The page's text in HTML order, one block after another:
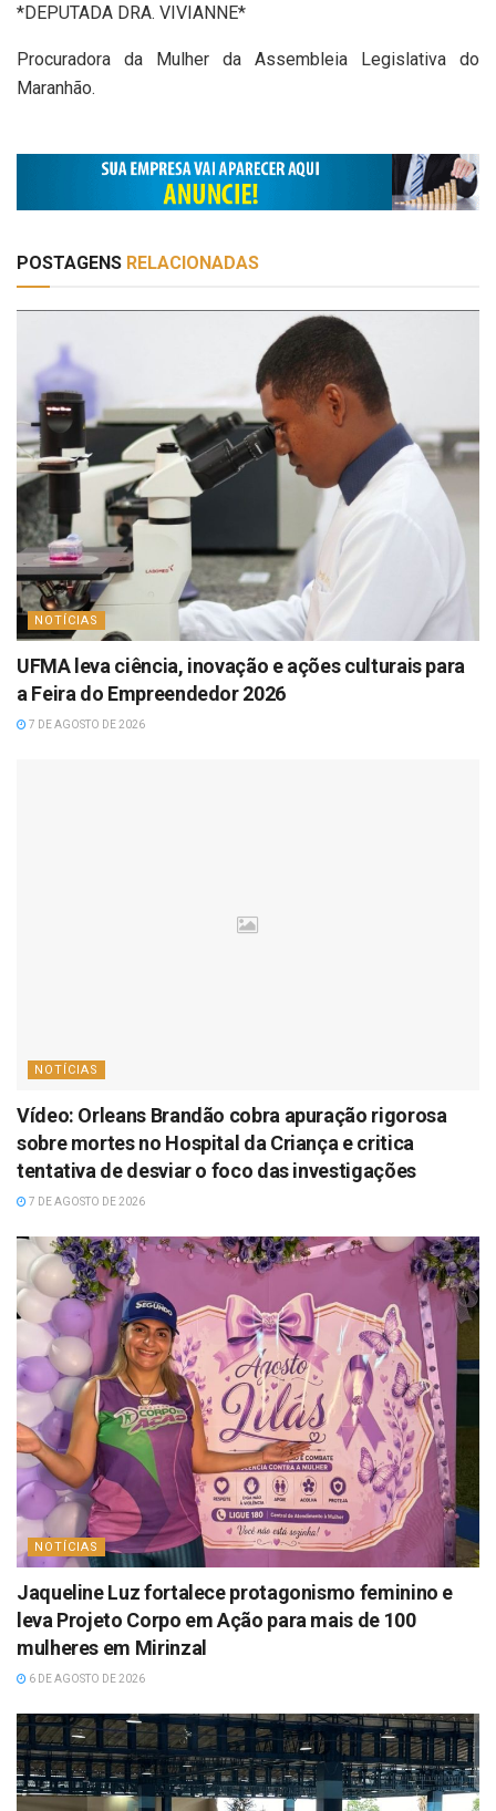
*DEPUTADA DRA. VIVIANNE*
Procuradora da Mulher da Assembleia Legislativa do
Maranhão.
POSTAGENS RELACIONADAS
NOTÍCIAS
UFMA leva ciência, inovação e ações culturais para
a Feira do Empreendedor 2026
7 DE AGOSTO DE 2026
NOTÍCIAS
Vídeo: Orleans Brandão cobra apuração rigorosa
sobre mortes no Hospital da Criança e critica
tentativa de desviar o foco das investigações
7 DE AGOSTO DE 2026
NOTÍCIAS
Jaqueline Luz fortalece protagonismo feminino e
leva Projeto Corpo em Ação para mais de 100
mulheres em Mirinzal
6 DE AGOSTO DE 2026